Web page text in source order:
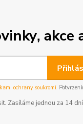
akce
ochrany soukromí.
Zasíláme jednou za 14